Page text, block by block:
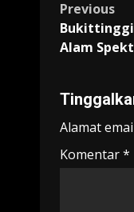
Post
Previous
Bukittinggi
Alam
Alamat
Komentar*